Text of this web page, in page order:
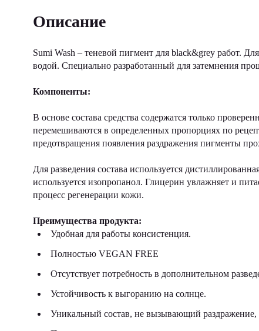
Описание
Sumi Wash – теневой пигмент для black&grey работ.
водой. Специально разработанный для затемнения
Компоненты:
В основе состава средства содержатся только
перемешиваются в определенных пропорциях по
предотвращения появления раздражения пигменты
Для разведения состава используется
используется изопропанол. Глицерин увлажняет и
процесс регенерации кожи.
Преимущества продукта:
Удобная для работы консистенция.
Полностью VEGAN FREE
Отсутствует потребность в дополнительном
Устойчивость к выгоранию на солнце.
Уникальный состав, не вызывающий раздражение,